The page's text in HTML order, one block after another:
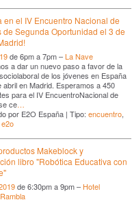
en el IV Encuentro Nacional de
de Segunda Oportunidad el 3 de
de 6pm a 7pm –La Nave
a dar un nuevo paso a favor de la
de los jóvenes en España
abril en Madrid. Esperamos a 450
para el IV EncuentroNacional de
ce…
por E2O España | Tipo: encuentro,
e2o
Makeblock y
libro "Robótica Educativa con
de 6:30pm a 9pm – Hotel